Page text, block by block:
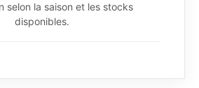
selon la saison et les stocks
disponibles.